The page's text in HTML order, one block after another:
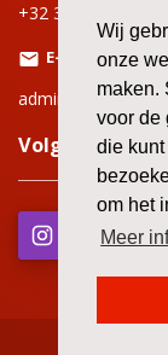
Wij
onze
maken.
voor de
die kunt
om het
Meer
+32 3 220 69 00
E-mail
Volg onze